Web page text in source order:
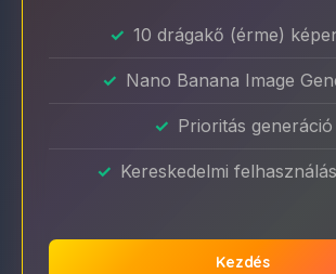
10 drágakő (érme)
Nano Banana Image
Prioritás generáció
Kereskedelmi
Kezdés